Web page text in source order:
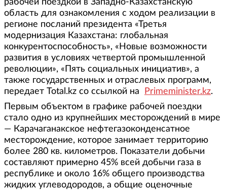
рабочей поездкой в Западно-Казахстанскую
область для ознакомления с ходом реализации в
регионе посланий президента «Третья
модернизация Казахстана: глобальная
конкурентоспособность», «Новые возможности
развития в условиях четвертой промышленной
революции», «Пять социальных инициатив», а
также государственных и отраслевых программ,
передает Total.kz со ссылкой на
Primeminister.kz.
Первым объектом в графике рабочей поездки
стало одно из крупнейших месторождений в мире
— Карачаганакское нефтегазоконденсатное
месторождение, которое занимает территорию
более 280 кв. километров. Показатели добычи
составляют примерно 45% всей добычи газа в
республике и около 16% общего производства
жидких углеводородов, а общие оценочные